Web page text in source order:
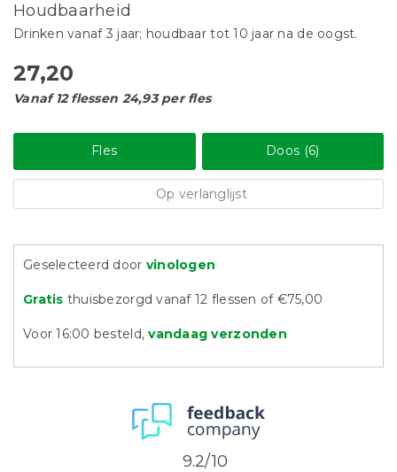
Houdbaarheid
Drinken vanaf 3 jaar; houdbaar tot 10 jaar na de oogst.
27,20
Vanaf 12 flessen 24,93 per fles
Fles Doos (6)
Op verlanglijst
Geselecteerd door vinologen
Gratis thuisbezorgd vanaf 12 flessen of €75,00
Voor 16:00 besteld,vandaag verzonden
9.2/10